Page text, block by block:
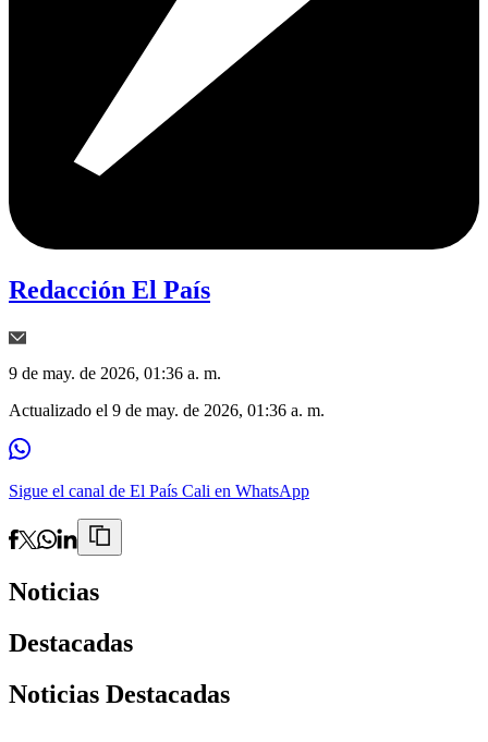
Redacción El País
9 de may. de 2026, 01:36 a. m.
Actualizado el 9 de may. de 2026, 01:36 a. m.
Sigue el canal de El País Cali en WhatsApp
Noticias
Destacadas
Noticias Destacadas